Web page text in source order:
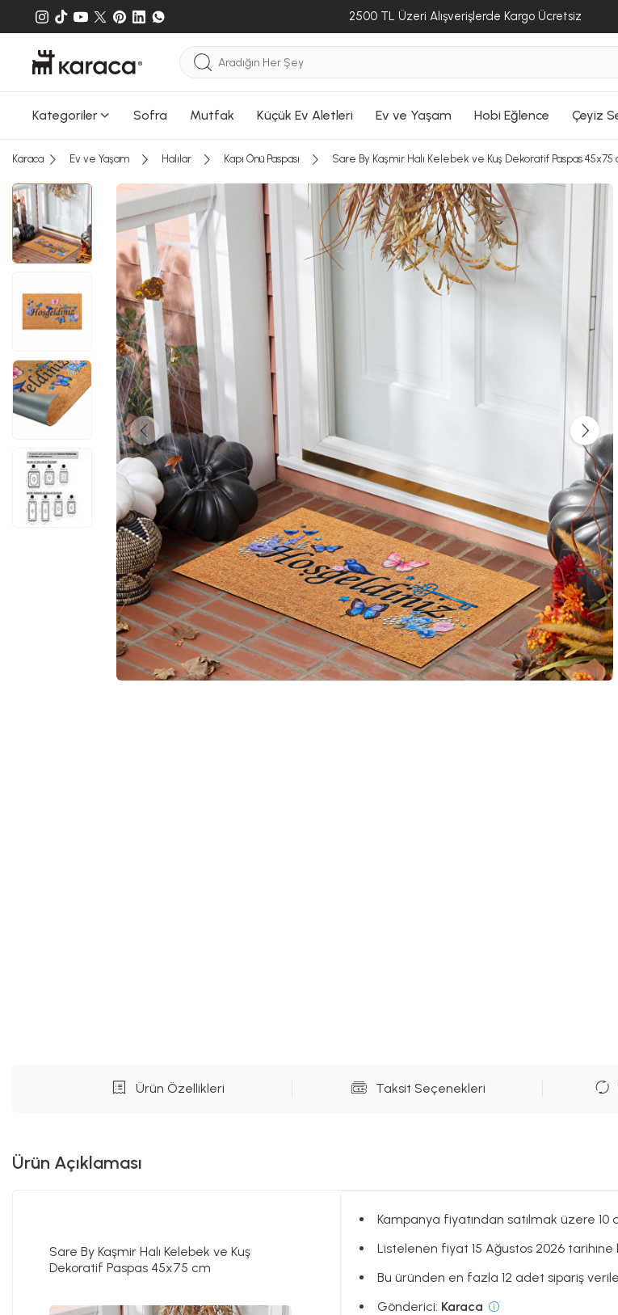
2500 TL Üzeri Alışverişlerde Kargo Ücretsiz
Kategoriler Sofra Mutfak Küçük Ev Aletleri Ev ve Yaşam Hobi Eğlence Çeyiz
SEPETE GİT
Karaca Ev ve Yaşam Halılar Kapı Önü Paspası Sare By Kaşmir Halı Kelebek ve Kuş Dekoratif Paspas 45x75
Ürün Özellikleri Taksit Seçenekleri
Ürün Açıklaması
Sare By Kaşmir Halı Kelebek ve Kuş
Dekoratif Paspas 45x75 cm
Kampanya fiyatından satılmak üzere
Listelenen fiyat 15 Ağustos 2026
Bu üründen en fazla 12 adet sipariş
Gönderici: Karaca